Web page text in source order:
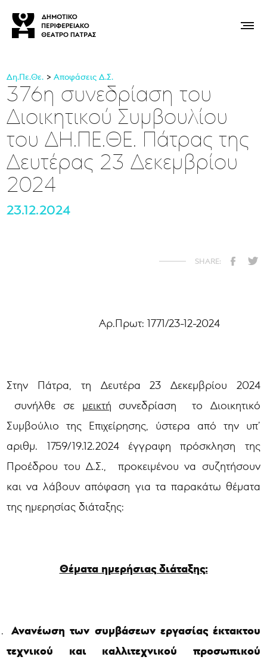
Δη.Πε.Θε. Αποφάσεις Δ.Σ.
376η συνεδρίαση του
Διοικητικού Συμβουλίου
του ΔΗ.ΠΕ.ΘΕ. Πάτρας της
Δευτέρας 23 Δεκεμβρίου
2024
23.12.2024
Αρ.Πρωτ: 1771/23-12-2024
Στην Πάτρα, τη Δευτέρα 23 Δεκεμβρίου 2024
συνήλθε σε μεικτή συνεδρίαση
το Διοικητικό
Συμβούλιο της Επιχείρησης, ύστερα από την υπ’
αριθμ. 1759/19.12.2024 έγγραφη πρόσκληση της
Προέδρου του Δ.Σ., προκειμένου να συζητήσουν
και να λάβουν απόφαση για τα παρακάτω θέματα
της ημερησίας διάταξης:
Θέματα ημερήσιας διάταξης:
Ανανέωση των συμβάσεων εργασίας έκτακτου
τεχνικού και καλλιτεχνικού προσωπικού